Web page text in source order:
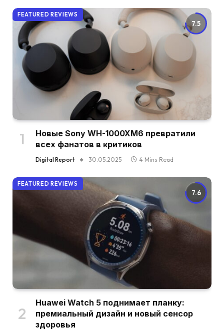
7.5
FEATURED REVIEWS
Новые Sony WH-1000XM6 превратили
всех фанатов в критиков
Digital Report 30.05.2025 4 Mins Read
7.6
FEATURED REVIEWS
Huawei Watch 5 поднимает планку:
премиальный дизайн и новый сенсор
здоровья